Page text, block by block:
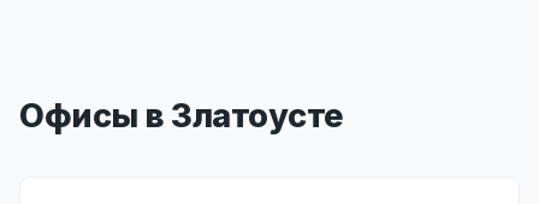
Офисы в Златоусте